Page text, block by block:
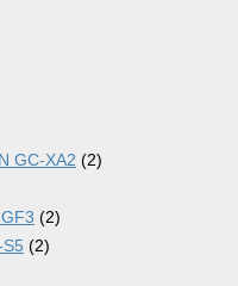
GC-XA2 (2)
(2)
(2)